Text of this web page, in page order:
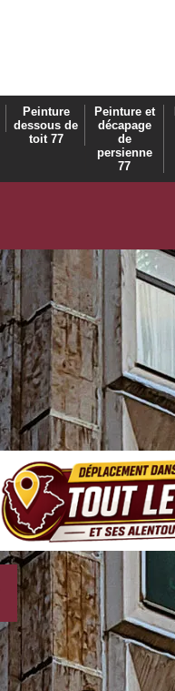
Peinture
dessous de
toit 77
Peinture et
décapage
de
persienne
77